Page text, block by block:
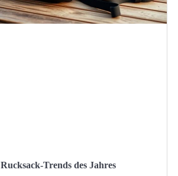
Trends des Jahres